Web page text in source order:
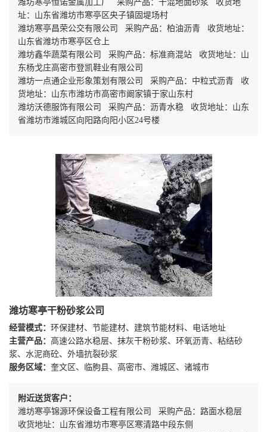
潍坊寒亭恒诺金属加工厂 采购产品：干混地面砂浆 收货地
址：山东省潍坊市寒亭区央子镇固堤场村
潍坊寒亭昌荣公交有限公司 采购产品：柏油沥青 收货地址：
山东省潍坊市寒亭区仓上
潍坊鑫华蔬菜有限公司 采购产品：标准商混站 收货地址：山
东杨戈庄高密市登凯鞋业有限公司
潍坊一点通企业形象策划有限公司 采购产品：中粒式沥青 收
货地址：山东市潍坊市高密市阚家镇于家山东村
潍坊沃德服饰有限公司 采购产品：沥青水稳 收货地址：山东
省潍坊市潍城区向阳路向阳小区24号楼
潍坊寒亭干粉砂浆公司
经营模式： 环保建材、节能建材、建筑节能材料、电话地址
主营产品： 高速公路水稳层、抹灰干粉砂浆、环氧沥青、粘结砂
浆、水泥商砼、外墙抗裂砂浆
服务区域： 奎文区、临朐县、高密市、潍城区、诸城市
附近送货客户：
潍坊寒亭锦源环保设备工程有限公司 采购产品：路面水稳层
收货地址：山东省潍坊市寒亭区寒清路中段东侧